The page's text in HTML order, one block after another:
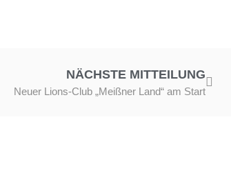
NÄCHSTE MITTEILUNG
Neuer Lions-Club „Meißner Land“ am Start